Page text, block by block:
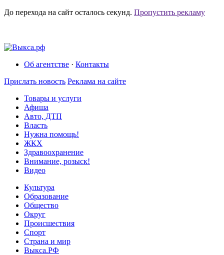
До перехода на сайт осталось секунд. Пропустить рекламу
Об агентстве · Контакты
Прислать новость Реклама на сайте
Товары и услуги
Афиша
Авто, ДТП
Власть
Нужна помощь!
ЖКХ
Здравоохранение
Внимание, розыск!
Видео
Культура
Образование
Общество
Округ
Происшествия
Спорт
Страна и мир
Выкса.РФ